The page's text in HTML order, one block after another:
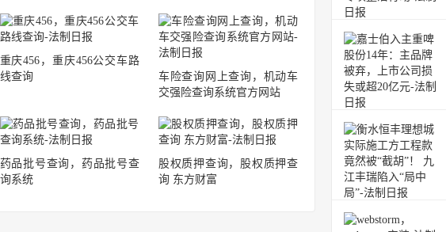
重庆456，重庆456公交车路
线查询
车险查询网上查询，机动车
交强险查询系统官方网站
药品批号查询，药品批号查
询系统
股权质押查询，股权质押查
询 东方财富